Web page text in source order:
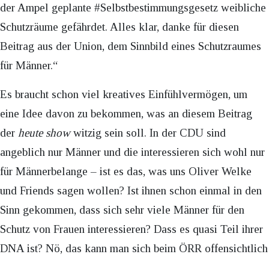
der Ampel geplante #Selbstbestimmungsgesetz weibliche
Schutzräume gefährdet. Alles klar, danke für diesen
Beitrag aus der Union, dem Sinnbild eines Schutzraumes
für Männer.“
Es braucht schon viel kreatives Einfühlvermögen, um
eine Idee davon zu bekommen, was an diesem Beitrag
der heute showwitzig sein soll. In der CDU sind
angeblich nur Männer und die interessieren sich wohl nur
für Männerbelange – ist es das, was uns Oliver Welke
und Friends sagen wollen? Ist ihnen schon einmal in den
Sinn gekommen, dass sich sehr viele Männer für den
Schutz von Frauen interessieren? Dass es quasi Teil ihrer
DNA ist? Nö, das kann man sich beim ÖRR offensichtlich